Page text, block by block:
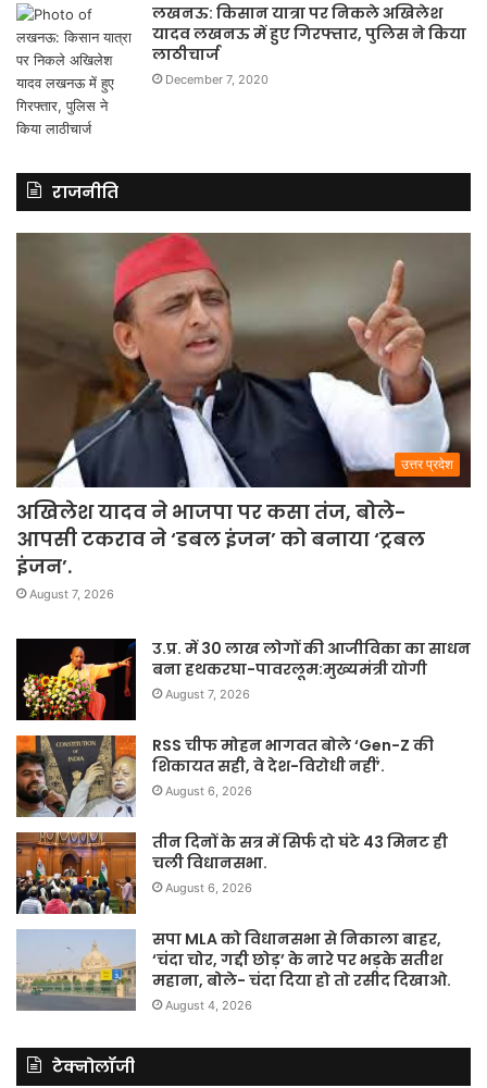
लखनऊ: किसान यात्रा पर निकले अखिलेश
यादव लखनऊ में हुए गिरफ्तार, पुलिस ने किया
लाठीचार्ज
December 7, 2020
राजनीति
उत्तर प्रदेश
अखिलेश यादव ने भाजपा पर कसा तंज, बोले-
आपसी टकराव ने ‘डबल इंजन’ को बनाया ‘ट्रबल
इंजन’.
August 7, 2026
उ.प्र. में 30 लाख लोगों की आजीविका का साधन
बना हथकरघा-पावरलूम:मुख्यमंत्री योगी
August 7, 2026
RSS चीफ मोहन भागवत बोले ‘Gen-Z की
शिकायत सही, वे देश-विरोधी नहीं’.
August 6, 2026
तीन दिनों के सत्र में सिर्फ दो घंटे 43 मिनट ही
चली विधानसभा.
August 6, 2026
सपा MLA को विधानसभा से निकाला बाहर,
‘चंदा चोर, गद्दी छोड़’ के नारे पर भड़के सतीश
महाना, बोले- चंदा दिया हो तो रसीद दिखाओ.
August 4, 2026
टेक्नोलॉजी